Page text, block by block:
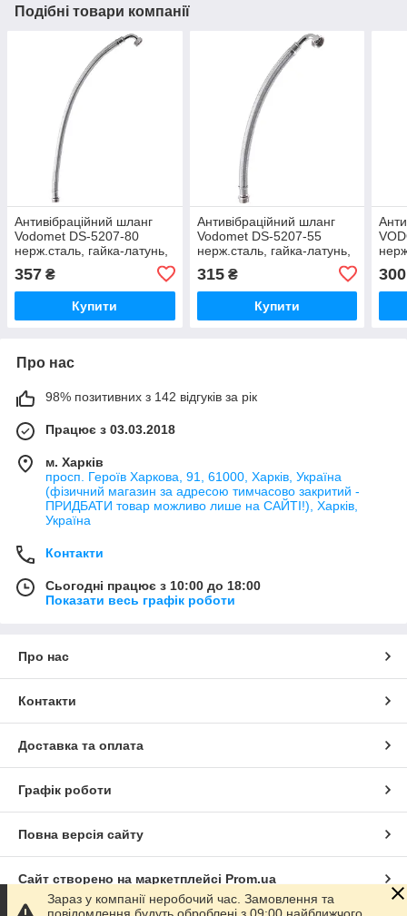
Подібні товари компанії
Антивібраційний шланг
Vodomet DS-5207-80
нерж.сталь, гайка-латунь,
(VO4213)
357 ₴
Купити
Антивібраційний шланг
Vodomet DS-5207-55
нерж.сталь, гайка-латунь,
(VO4211)
315₴
Купити
300
Про нас
98% позитивних з 142 відгуків за рік
Працює з 03.03.2018
м. Харків
просп. Героїв Харкова, 91, 61000, Харків, Україна
(фізичний магазин за адресою тимчасово закритий -
ПРИДБАТИ товар можливо лише на САЙТІ!), Харків,
Україна
Контакти
Сьогодні працює з 10:00 до 18:00
Показати весь графік роботи
Про нас
Контакти
Доставка та оплата
Графік роботи
Повна версія сайту
Сайт створено на маркетплейсі Prom.ua
Зараз у компанії неробочий час. Замовлення та